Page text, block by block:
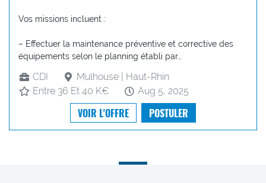
Vos missions incluent :
– Effectuer la maintenance préventive et corrective des
équipements selon le planning établi par…
CDI
Mulhouse | Haut-Rhin
Entre 36 Et 40 K€
Aug 5, 2025
VOIR L'OFFRE POSTULER